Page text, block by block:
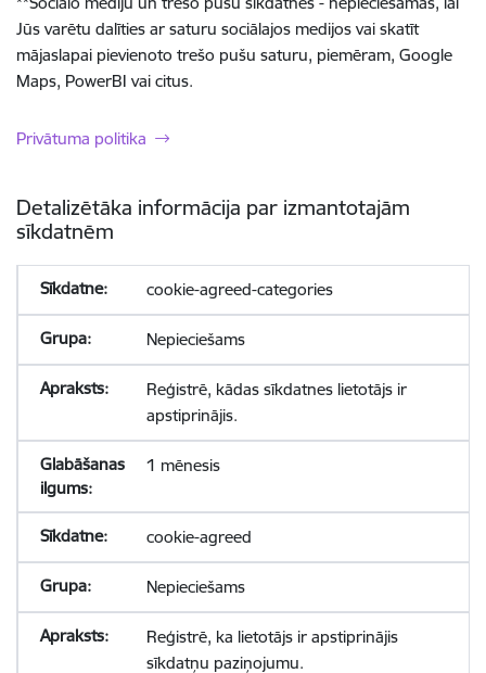
Jūs varētu dalīties ar saturu sociālajos medijos vai skatīt
mājaslapai pievienoto trešo pušu saturu, piemēram, Google
Maps, PowerBI vai citus.
Privātuma politika
Detalizētāka informācija par izmantotajām
sīkdatnēm
cookie-agreed-categories
Nepieciešams
Reģistrē, kādas sīkdatnes lietotājs ir
apstiprinājis.
1 mēnesis
cookie-agreed
Nepieciešams
Reģistrē, ka lietotājs ir apstiprinājis
sīkdatņu paziņojumu.